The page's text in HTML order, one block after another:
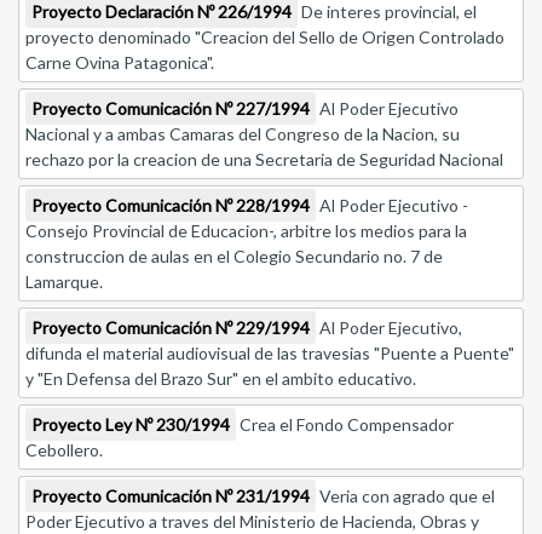
Proyecto Declaración Nº 226/1994 De interes provincial, el
proyecto denominado "Creacion del Sello de Origen Controlado
Carne Ovina Patagonica".
Proyecto Comunicación Nº 227/1994 Al Poder Ejecutivo
Nacional y a ambas Camaras del Congreso de la Nacion, su
rechazo por la creacion de una Secretaria de Seguridad Nacional
Proyecto Comunicación Nº 228/1994 Al Poder Ejecutivo -
Consejo Provincial de Educacion-, arbitre los medios para la
construccion de aulas en el Colegio Secundario no. 7 de
Lamarque.
Proyecto Comunicación Nº 229/1994 Al Poder Ejecutivo,
difunda el material audiovisual de las travesias "Puente a Puente"
y "En Defensa del Brazo Sur" en el ambito educativo.
Proyecto Ley Nº 230/1994 Crea el Fondo Compensador
Cebollero.
Proyecto Comunicación Nº 231/1994 Veria con agrado que el
Poder Ejecutivo a traves del Ministerio de Hacienda, Obras y